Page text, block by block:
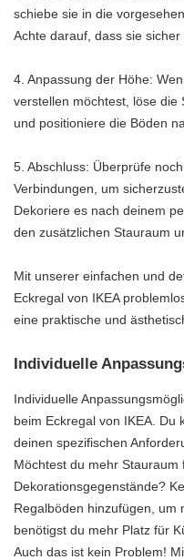
schiebe sie in die
Achte darauf, dass sie sicher
4. Anpassung der Höhe:
verstellen möchtest, löse die
und positioniere die Böden
5. Abschluss: Überprüfe
Verbindungen, um
Dekoriere es nach deinem
den zusätzlichen Stauraum
Mit unserer einfachen und
Eckregal von IKEA
eine praktische und
Individuelle
Individuelle
beim Eckregal von IKEA. Du
deinen spezifischen
Möchtest du mehr
Dekorationsgegenstände?
Regalböden hinzufügen, um
benötigst du mehr Platz für
Auch das ist kein Problem!